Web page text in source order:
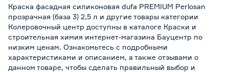
Краска фасадная силиконовая dufa PREMIUM Perlosan
прозрачная (база 3) 2,5 л и другие товары категории
Колеровочный центр доступны в каталоге Краски и
строительная химия интернет-магазина Бауцентр по
низким ценам. Ознакомьтесь с подробными
характеристиками и описанием, а также отзывами о
данном товаре, чтобы сделать правильный выбор и